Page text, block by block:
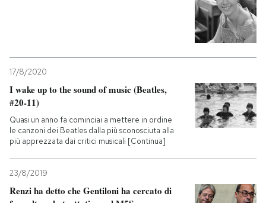
17/8/2020
I wake up to the sound of music (Beatles,
#20-11)
Quasi un anno fa cominciai a mettere in ordine
le canzoni dei Beatles dalla più sconosciuta alla
più apprezzata dai critici musicali [Continua]
23/8/2019
Renzi ha detto che Gentiloni ha cercato di